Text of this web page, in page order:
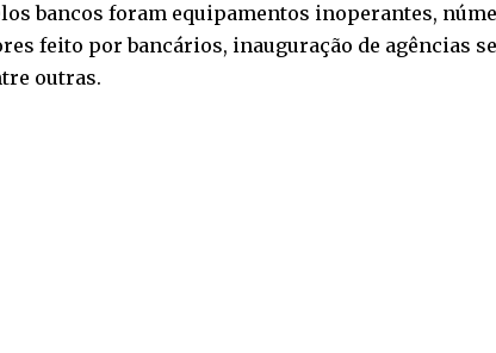
bancos foram equipamentos inoperantes,
feito por bancários, inauguração de agências
outras.